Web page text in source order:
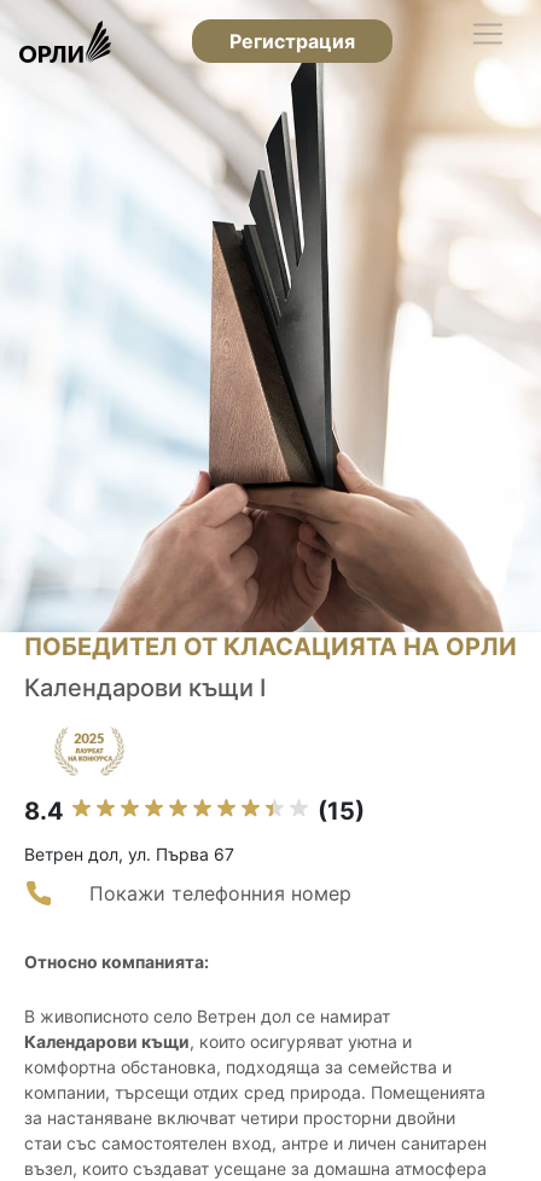
Регистрация
ПОБЕДИТЕЛ ОТ КЛАСАЦИЯТА НА ОРЛИ
Календарови къщи I
8.4 (15)
Ветрен дол, ул. Първа 67
Покажи телефонния номер
Относно компанията:
В живописното село Ветрен дол се намират
Календарови къщи, които осигуряват уютна и
комфортна обстановка, подходяща за семейства и
компании, търсещи отдих сред природа. Помещенията
за настаняване включват четири просторни двойни
стаи със самостоятелен вход, антре и личен санитарен
възел, които създават усещане за домашна атмосфера